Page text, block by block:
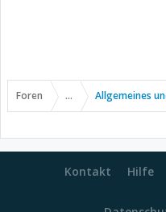
Foren ... Allgemeines
Kontakt Hilfe